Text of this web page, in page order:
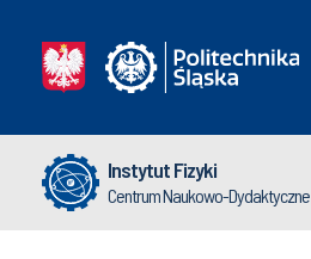
Instytut Fizyki
Centrum Naukowo-Dydaktyczne